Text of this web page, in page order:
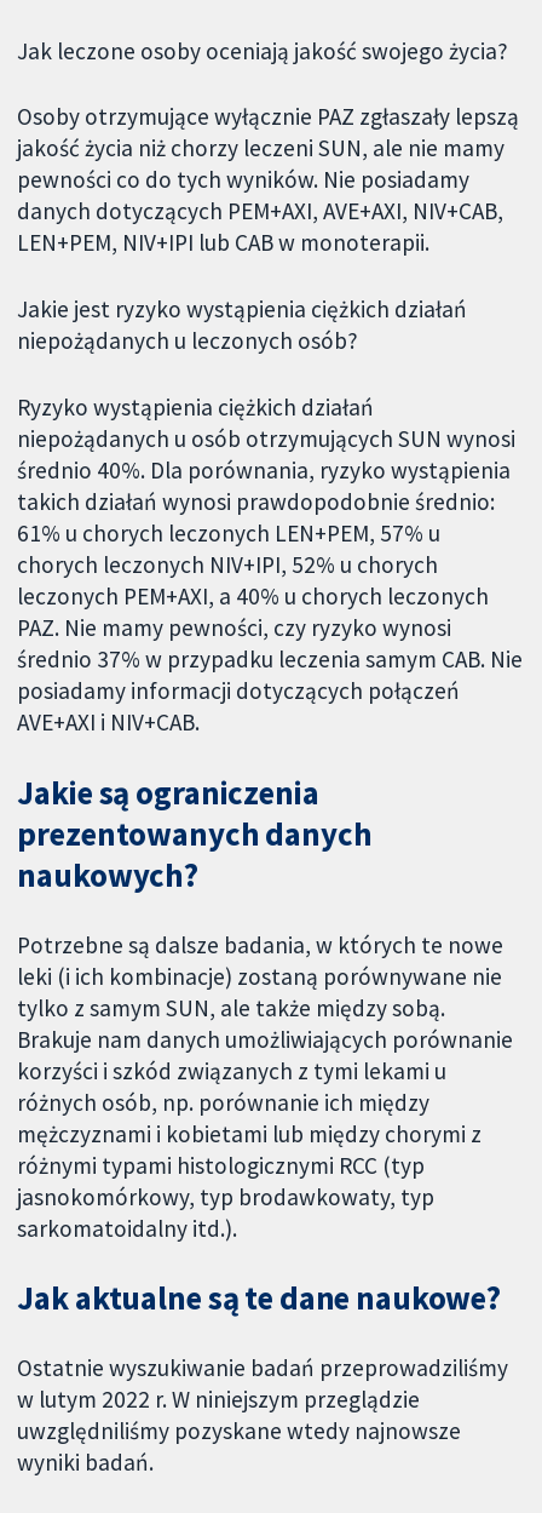
Jak leczone osoby oceniają jakość swojego życia?
Osoby otrzymujące wyłącznie PAZ zgłaszały lepszą
jakość życia niż chorzy leczeni SUN, ale nie mamy
pewności co do tych wyników. Nie posiadamy
danych dotyczących PEM+AXI, AVE+AXI, NIV+CAB,
LEN+PEM, NIV+IPI lub CAB w monoterapii.
Jakie jest ryzyko wystąpienia ciężkich działań
niepożądanych u leczonych osób?
Ryzyko wystąpienia ciężkich działań
niepożądanych u osób otrzymujących SUN wynosi
średnio 40%. Dla porównania, ryzyko wystąpienia
takich działań wynosi prawdopodobnie średnio:
61% u chorych leczonych LEN+PEM, 57% u
chorych leczonych NIV+IPI, 52% u chorych
leczonych PEM+AXI, a 40% u chorych leczonych
PAZ. Nie mamy pewności, czy ryzyko wynosi
średnio 37% w przypadku leczenia samym CAB. Nie
posiadamy informacji dotyczących połączeń
AVE+AXI i NIV+CAB.
Jakie są ograniczenia
prezentowanych danych
naukowych?
Potrzebne są dalsze badania, w których te nowe
leki (i ich kombinacje) zostaną porównywane nie
tylko z samym SUN, ale także między sobą.
Brakuje nam danych umożliwiających porównanie
korzyści i szkód związanych z tymi lekami u
różnych osób, np. porównanie ich między
mężczyznami i kobietami lub między chorymi z
różnymi typami histologicznymi RCC (typ
jasnokomórkowy, typ brodawkowaty, typ
sarkomatoidalny itd.).
Jak aktualne są te dane naukowe?
Ostatnie wyszukiwanie badań przeprowadziliśmy
w lutym 2022 r. W niniejszym przeglądzie
uwzględniliśmy pozyskane wtedy najnowsze
wyniki badań.